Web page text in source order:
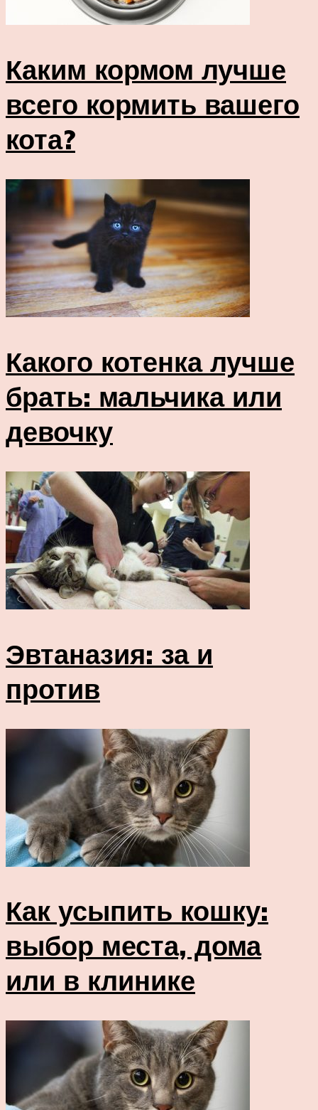
Каким кормом лучше
всего кормить вашего
кота?
Какого котенка лучше
брать: мальчика или
девочку
Эвтаназия: за и
против
Как усыпить кошку:
выбор места, дома
или в клинике